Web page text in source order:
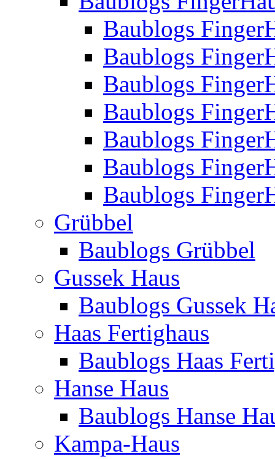
Baublogs
Baublogs
Baublogs
Baublogs
Baublogs
Baublogs
Baublogs
Grübbel
Baublogs Grübbel
Gussek Haus
Baublogs Gussek
Haas Fertighaus
Baublogs Haas
Hanse Haus
Baublogs Hanse
Kampa-Haus